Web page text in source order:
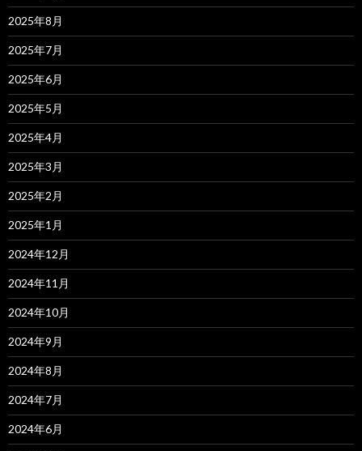
2025年8月
2025年7月
2025年6月
2025年5月
2025年4月
2025年3月
2025年2月
2025年1月
2024年12月
2024年11月
2024年10月
2024年9月
2024年8月
2024年7月
2024年6月